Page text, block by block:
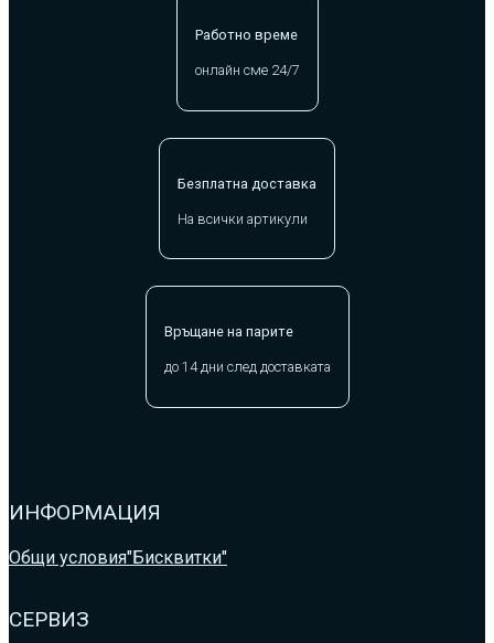
Работно време
онлайн сме 24/7
Безплатна доставка
На всички артикули
Връщане на парите
до 14 дни след доставката
ИНФОРМАЦИЯ
Общи условия"Бисквитки"
СЕРВИЗ